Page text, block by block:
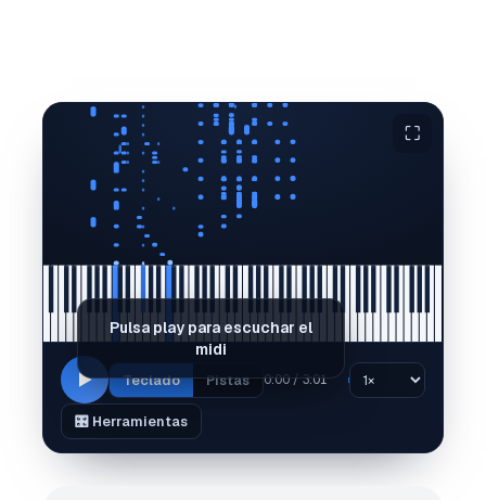
⛶
Pulsa play para escuchar el
midi
Teclado Pistas 0:00 / 3:01
🎛️ Herramientas